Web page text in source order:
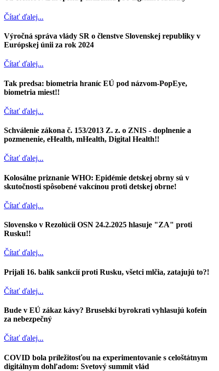
Čítať ďalej...
Výročná správa vlády SR o členstve Slovenskej republiky v
Európskej únii za rok 2024
Čítať ďalej...
Tak predsa: biometria hraníc EÚ pod názvom-PopEye,
biometria miest!!
Čítať ďalej...
Schválenie zákona č. 153/2013 Z. z. o ZNIS - doplnenie a
pozmenenie, eHealth, mHealth, Digital Health!!
Čítať ďalej...
Kolosálne priznanie WHO: Epidémie detskej obrny sú v
skutočnosti spôsobené vakcínou proti detskej obrne!
Čítať ďalej...
Slovensko v Rezolúcii OSN 24.2.2025 hlasuje "ZA" proti
Rusku!!
Čítať ďalej...
Prijali 16. balík sankcií proti Rusku, všetci mlčia, zatajujú to?!
Čítať ďalej...
Bude v EÚ zákaz kávy? Bruselskí byrokrati vyhlasujú kofeín
za nebezpečný
Čítať ďalej...
COVID bola príležitosťou na experimentovanie s celoštátnym
digitálnym dohľadom: Svetový summit vlád